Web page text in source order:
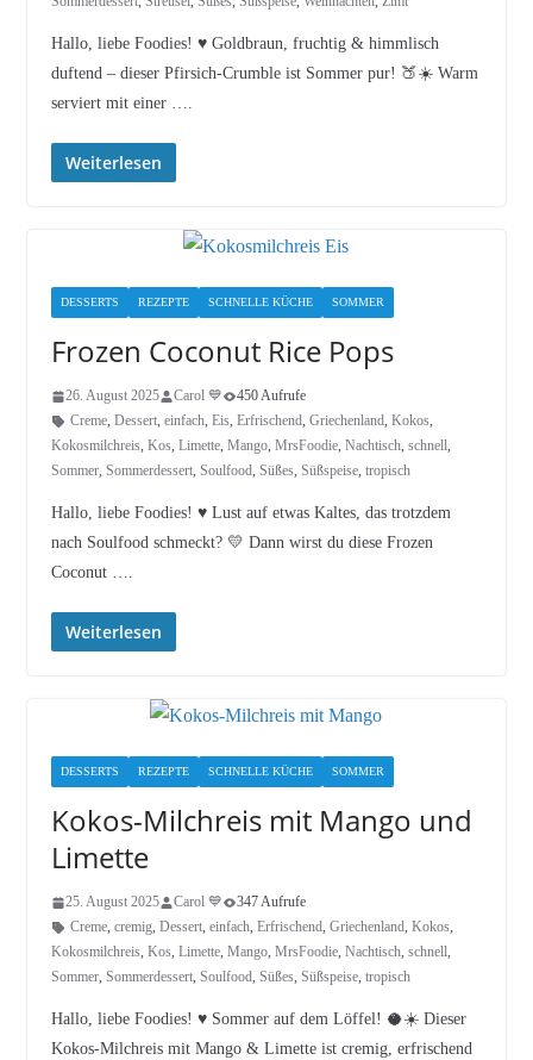
Hallo, liebe Foodies! ♥︎ Goldbraun, fruchtig & himmlisch
duftend – dieser Pfirsich-Crumble ist Sommer pur! 🍑☀️ Warm
serviert mit einer ….
Weiterlesen
DESSERTS REZEPTE SCHNELLE KÜCHE SOMMER
Frozen Coconut Rice Pops
26. August 2025 Carol 💙
450 Aufrufe
Creme, Dessert, einfach, Eis, Erfrischend, Griechenland, Kokos,
Kokosmilchreis, Kos, Limette, Mango, MrsFoodie, Nachtisch, schnell,
Sommer, Sommerdessert, Soulfood, Süßes, Süßspeise, tropisch
Hallo, liebe Foodies! ♥︎ Lust auf etwas Kaltes, das trotzdem
nach Soulfood schmeckt? 💛 Dann wirst du diese Frozen
Coconut ….
Weiterlesen
DESSERTS REZEPTE SCHNELLE KÜCHE SOMMER
Kokos-Milchreis mit Mango und
Limette
25. August 2025 Carol 💙
347 Aufrufe
Creme, cremig, Dessert, einfach, Erfrischend, Griechenland, Kokos,
Kokosmilchreis, Kos, Limette, Mango, MrsFoodie, Nachtisch, schnell,
Sommer, Sommerdessert, Soulfood, Süßes, Süßspeise, tropisch
Hallo, liebe Foodies! ♥︎ Sommer auf dem Löffel! 🥥☀️ Dieser
Kokos-Milchreis mit Mango & Limette ist cremig, erfrischend